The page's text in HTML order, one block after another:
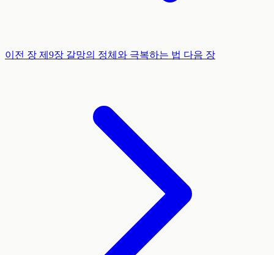
이전 장 제9장 갈망의 정체와 극복하는 법 다음 장